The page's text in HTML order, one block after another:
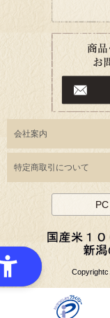
会社案内
特定商取引について
PC
Copyrightc